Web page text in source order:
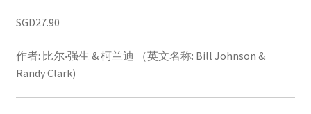
SGD27.90
作者: 比尔‧强生 & 柯兰迪 （英文名称: Bill Johnson &
Randy Clark)